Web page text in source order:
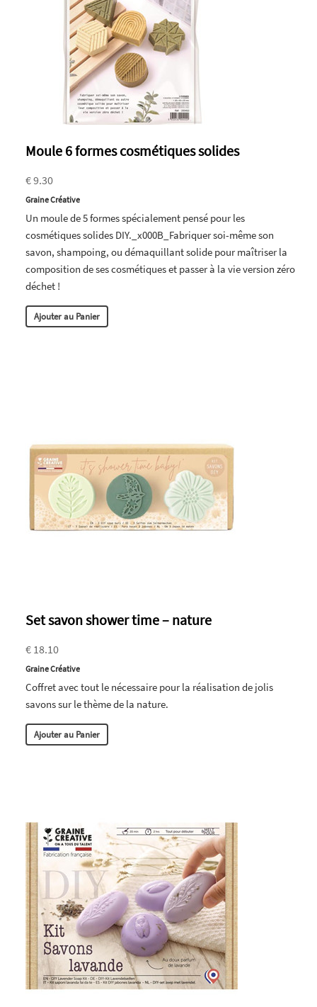
Moule 6 formes cosmétiques solides
€ 9.30
Graine Créative
Un moule de 5 formes spécialement pensé pour les
cosmétiques solides DIY._x000B_Fabriquer soi-même son
savon, shampoing, ou démaquillant solide pour maîtriser la
composition de ses cosmétiques et passer à la vie version zéro
déchet !
Ajouter au Panier
Set savon shower time – nature
€ 18.10
Graine Créative
Coffret avec tout le nécessaire pour la réalisation de jolis
savons sur le thème de la nature.
Ajouter au Panier